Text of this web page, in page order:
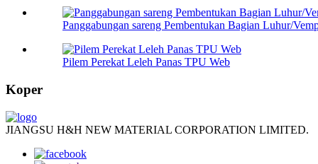
Panggabungan sareng Pembentukan Bagian Luhur/
Pilem Perekat Leleh Panas TPU Web
Koper
JIANGSU H&H NEW MATERIAL CORPORATION LIMITED.